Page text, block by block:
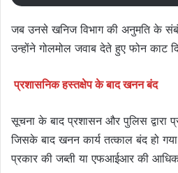
जब उनसे खनिज विभाग की अनुमति के
उन्होंने गोलमोल जवाब देते हुए फोन काट
प्रशासनिक हस्तक्षेप के बाद खनन बंद
सूचना के बाद प्रशासन और पुलिस द्वारा
जिसके बाद खनन कार्य तत्काल बंद हो
प्रकार की जब्ती या एफआईआर की